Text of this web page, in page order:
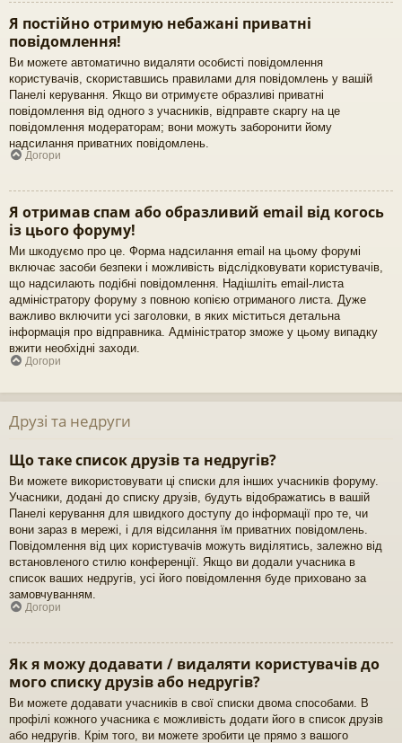
Я постійно отримую небажані приватні
повідомлення!
Ви можете автоматично видаляти особисті повідомлення
користувачів, скориставшись правилами для повідомлень у вашій
Панелі керування. Якщо ви отримуєте образливі приватні
повідомлення від одного з учасників, відправте скаргу на це
повідомлення модераторам; вони можуть заборонити йому
надсилання приватних повідомлень.
Догори
Я отримав спам або образливий email від когось
із цього форуму!
Ми шкодуємо про це. Форма надсилання email на цьому форумі
включає засоби безпеки і можливість відслідковувати користувачів,
що надсилають подібні повідомлення. Надішліть email-листа
адміністратору форуму з повною копією отриманого листа. Дуже
важливо включити усі заголовки, в яких міститься детальна
інформація про відправника. Адміністратор зможе у цьому випадку
вжити необхідні заходи.
Догори
Друзі та недруги
Що таке список друзів та недругів?
Ви можете використовувати ці списки для інших учасників форуму.
Учасники, додані до списку друзів, будуть відображатись в вашій
Панелі керування для швидкого доступу до інформації про те, чи
вони зараз в мережі, і для відсилання їм приватних повідомлень.
Повідомлення від цих користувачів можуть виділятись, залежно від
встановленого стилю конференції. Якщо ви додали учасника в
список ваших недругів, усі його повідомлення буде приховано за
замовчуванням.
Догори
Як я можу додавати / видаляти користувачів до
мого списку друзів або недругів?
Ви можете додавати учасників в свої списки двома способами. В
профілі кожного учасника є можливість додати його в список друзів
або недругів. Крім того, ви можете зробити це прямо з вашого